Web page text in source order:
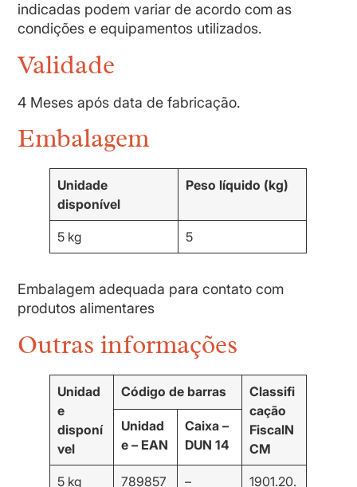
indicadas podem variar de acordo com as
condições e equipamentos utilizados.
Validade
4 Meses após data de fabricação.
Embalagem
Unidade
disponível
Peso líquido (kg)
5 kg 5
Embalagem adequada para contato com
produtos alimentares
Outras informações
Unidad
e
disponí
vel
Código de barras
Classifi
cação
FiscalN
CM
Unidad
e – EAN
Caixa –
DUN 14
5 kg
789857
–
1901.20.